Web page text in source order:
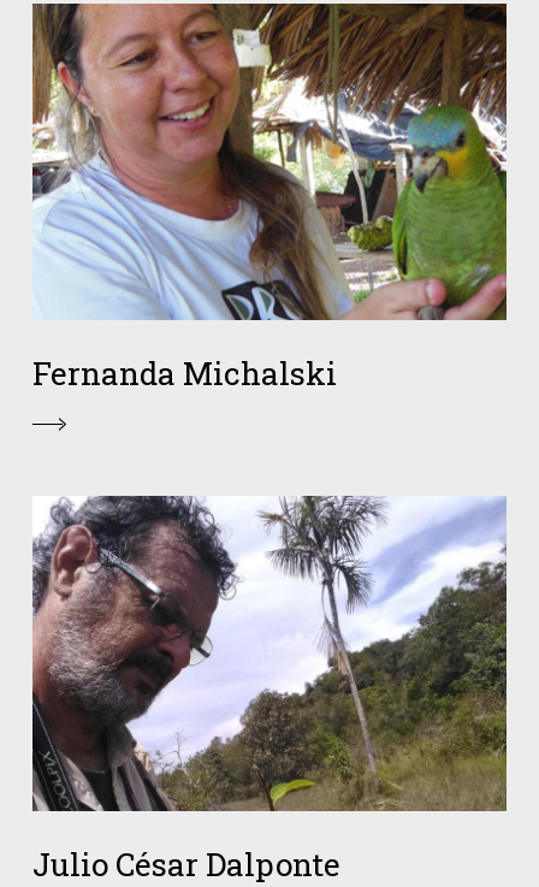
Fernanda Michalski
Julio César Dalponte